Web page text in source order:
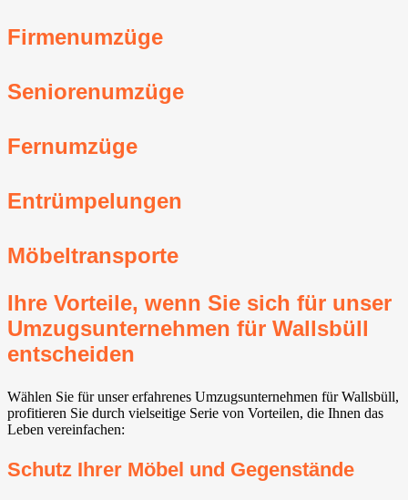
Firmenumzüge
Seniorenumzüge
Fernumzüge
Entrümpelungen
Möbeltransporte
Ihre Vorteile, wenn Sie sich für unser
Umzugsunternehmen für Wallsbüll
entscheiden
Wählen Sie für unser erfahrenes Umzugsunternehmen für Wallsbüll,
profitieren Sie durch vielseitige Serie von Vorteilen, die Ihnen das
Leben vereinfachen:
Schutz Ihrer Möbel und Gegenstände